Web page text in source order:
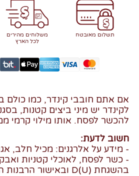
תשלום מאובטח
משלוחים מהירים
לכל הארץ
אם אתם חובבי קינדר, כמו כולם
לקינדר יש מיני ביצים קטנות,
להכשר לפסח. אותו מילוי קרמי
חשוב לדעת:
- מידע על אלרגנים: מכיל חלב,
- כשר לפסח, לאוכלי קטניות
בהשגחת (U)D ובאישור הרבנות הראשית לישראל